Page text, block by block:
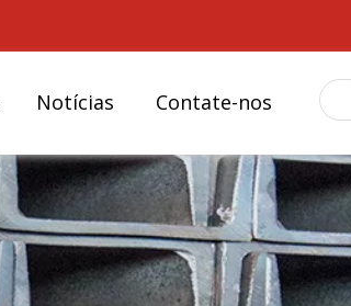
Notícias Contate-nos